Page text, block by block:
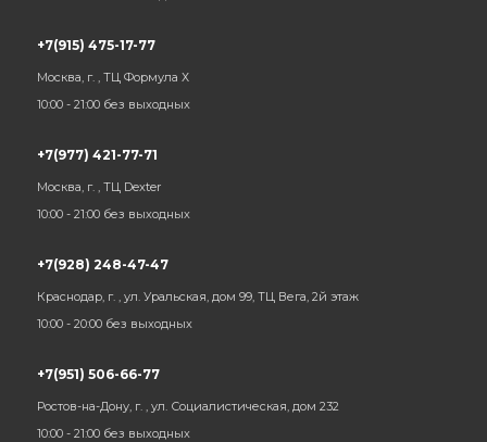
+7(915) 475-17-77
Москва, г. , ТЦ Формула Х
10:00 - 21:00 без выходных
+7(977) 421-77-71
Москва, г. , ТЦ Dexter
10:00 - 21:00 без выходных
+7(928) 248-47-47
Краснодар, г. , ул. Уральская, дом 99, ТЦ Вега, 2й этаж
10:00 - 20:00 без выходных
+7(951) 506-66-77
Ростов-на-Дону, г. , ул. Социалистическая, дом 232
10:00 - 21:00 без выходных